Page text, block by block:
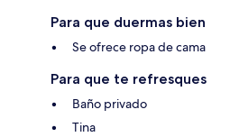
Para que duermas bien
Se ofrece ropa de cama
Para que te refresques
Baño privado
Tina